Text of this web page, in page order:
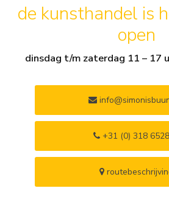
de kunsthandel is
open
dinsdag t/m zaterdag 11 – 17
+31 (0) 318